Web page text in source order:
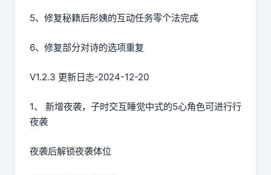
5、修复秘籍后彤姨的互动任务零个法完成
6、修复部分对诗的选项重复
V1.2.3 更新日志-2024-12-20
1、 新增夜袭，子时交互睡觉中式的5心角色可进行行
夜袭
夜袭后解锁夜袭体位